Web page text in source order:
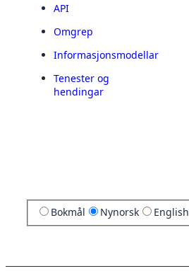
API
Omgrep
Informasjonsmodellar
Tenester og
hendingar
Bokmål Nynorsk English